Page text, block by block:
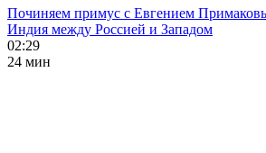
Починяем примус с Евгением
Индия между Россией и Западом
02:29
24 мин